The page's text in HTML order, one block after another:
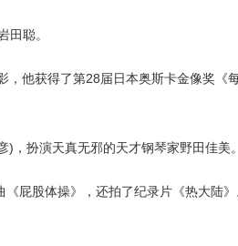
聪。
他获得了第28届日本奥斯卡金像奖《
，扮演天真无邪的天才钢琴家野田佳美。
屁股体操》，还拍了纪录片《热大陆